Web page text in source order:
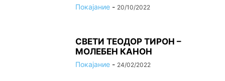
Покајание - 20/10/2022
СВЕТИ ТЕОДОР ТИРОН –
МОЛЕБЕН КАНОН
Покајание - 24/02/2022